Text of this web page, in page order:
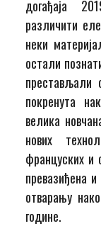
догађаја
различити
неки
остали
престављали
покренута
велика
нових
француских и
превазиђена
отварању
године.